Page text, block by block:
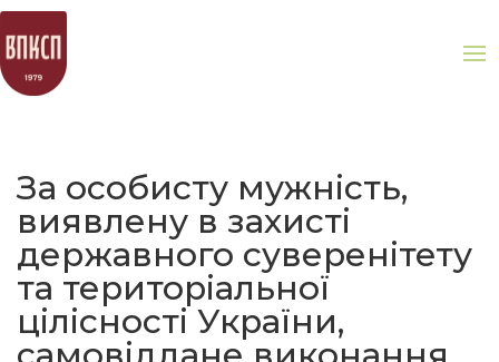
За особисту мужність,
виявлену в захисті
державного суверенітету
та територіальної
цілісності України,